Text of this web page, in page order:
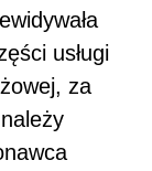
usługi
za